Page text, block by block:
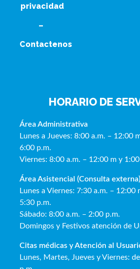
privacidad
–
Contactenos
HORARIO DE
Área Administrativa
Lunes a Jueves: 8:00 a.m. – 12:00
6:00 p.m.
Viernes: 8:00 a.m. – 12:00 m y
Área Asistencial (Consulta externa)
Lunes a Viernes: 7:30 a.m. – 12:00
5:30 p.m.
Sábado: 8:00 a.m. – 2:00 p.m.
Domingos y Festivos atención de
Citas médicas y Atención al Usua
Lunes, Martes, Jueves y Viernes: